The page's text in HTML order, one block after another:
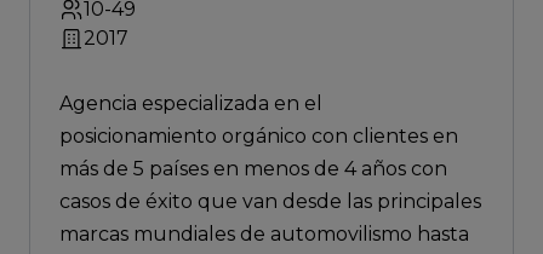
10-49
2017
Agencia especializada en el
posicionamiento orgánico con clientes en
más de 5 países en menos de 4 años con
casos de éxito que van desde las principales
marcas mundiales de automovilismo hasta